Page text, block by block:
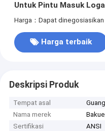
Untuk Pintu Masuk
Harga：Dapat dinegosiasikan
Harga terbaik
Deskripsi Produk
Tempat asal
Nama merek
Sertifikasi
ANSI